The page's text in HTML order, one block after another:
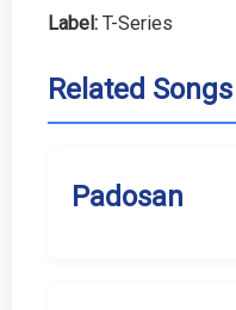
Label: T-Series
Related Songs
Padosan